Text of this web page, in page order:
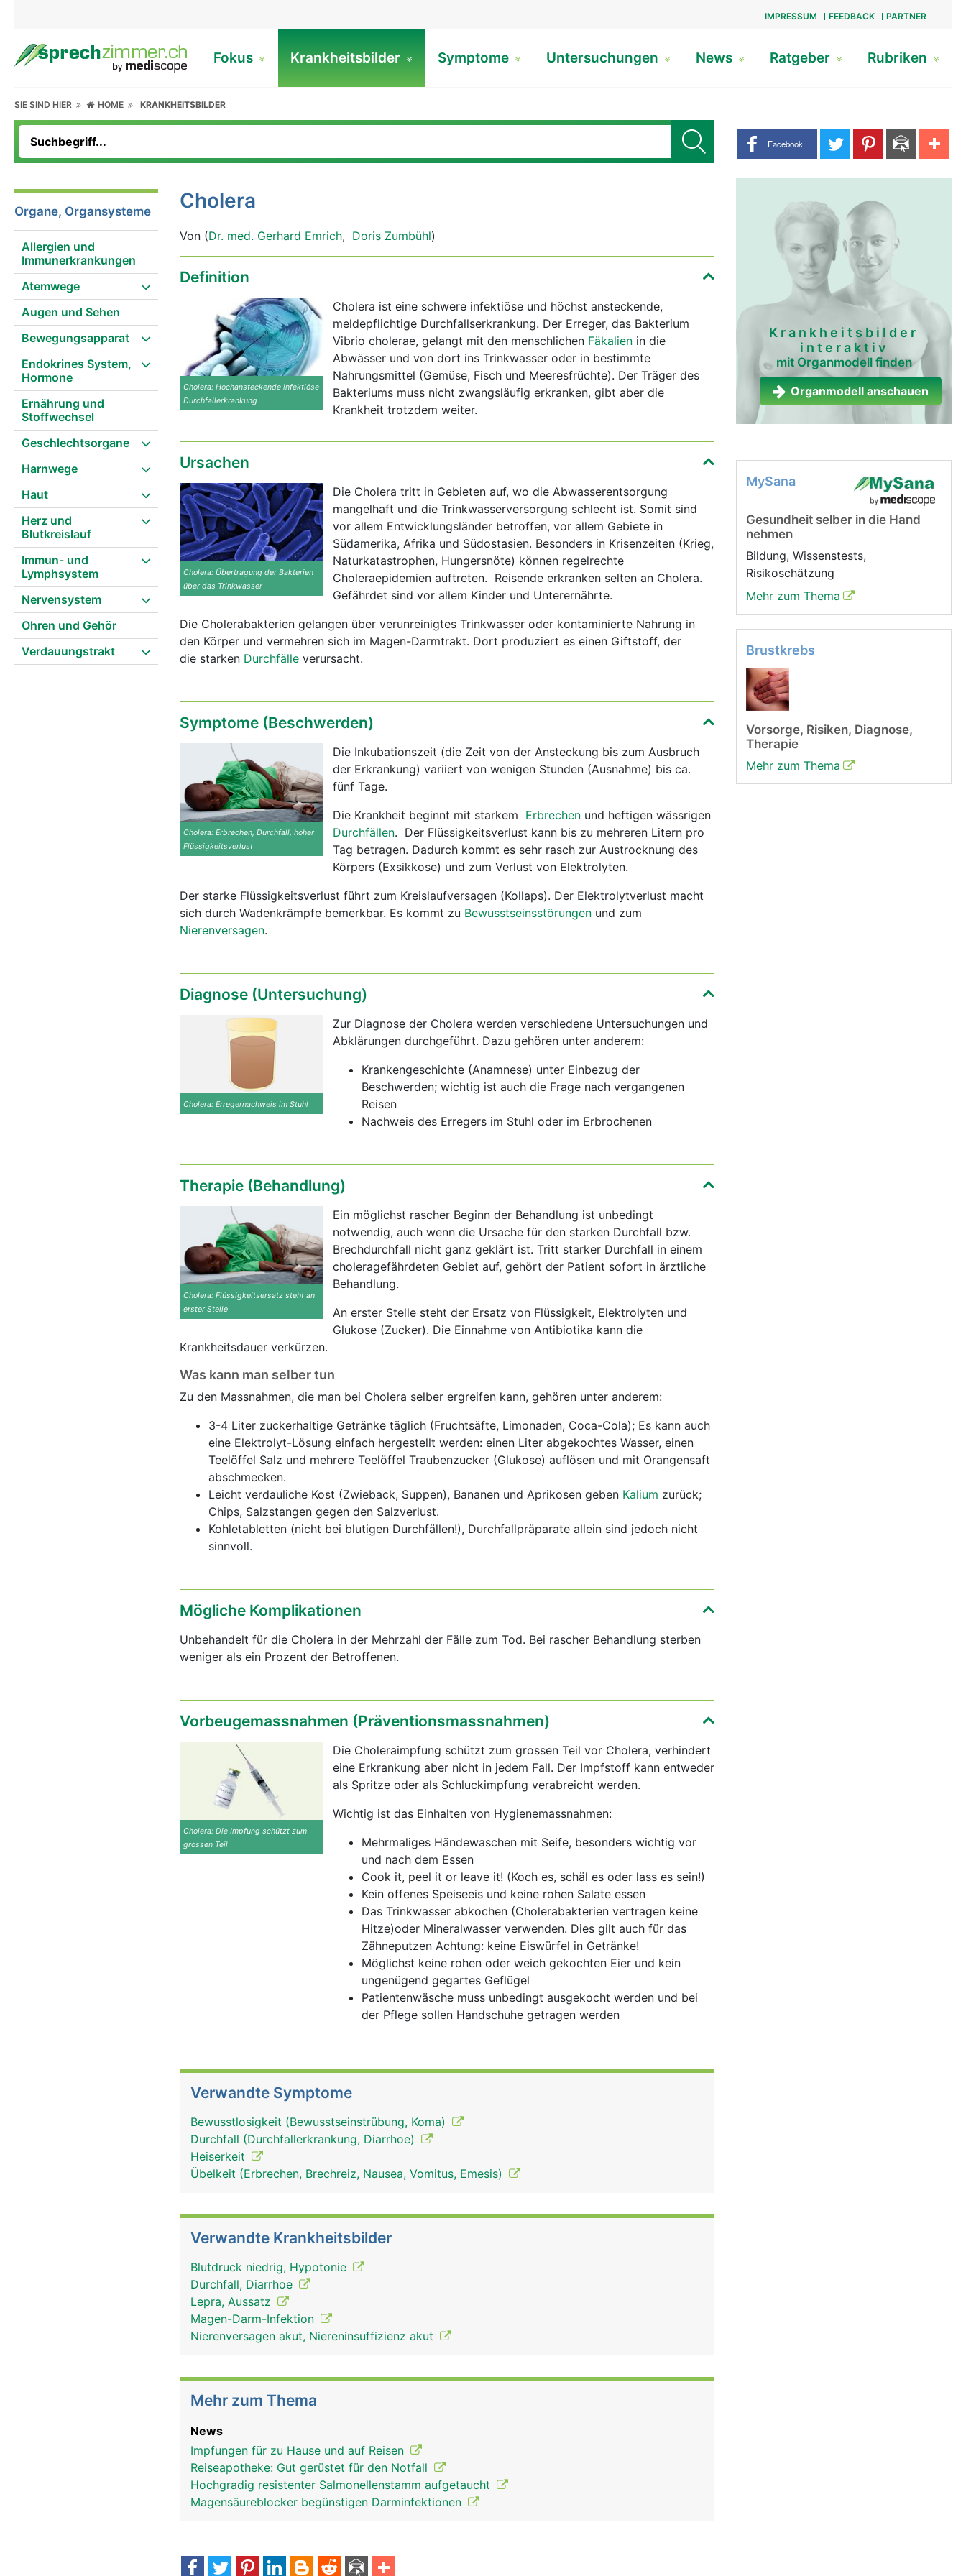
IMPRESSUM FEEDBACK PARTNER
Fokus Krankheitsbilder Symptome Untersuchungen News Ratgeber Rubriken
SIE SIND HIER HOME KRANKHEITSBILDER
Share buttons
Facebook
Organe, Organsysteme
Allergien und
Immunerkrankungen
Atemwege
Augen und Sehen
Bewegungsapparat
Endokrines System,
Hormone
Ernährung und
Stoffwechsel
Geschlechtsorgane
Harnwege
Haut
Herz und
Blutkreislauf
Immun- und
Lymphsystem
Nervensystem
Ohren und Gehör
Verdauungstrakt
Cholera
Von (Dr. med. Gerhard Emrich, Doris Zumbühl)
Definition
Cholera: Hochansteckende infektiöse
Durchfallerkrankung
Cholera ist eine schwere infektiöse und höchst ansteckende,
meldepflichtige Durchfallserkrankung. Der Erreger, das Bakterium
Vibrio cholerae, gelangt mit den menschlichen Fäkalien in die
Abwässer und von dort ins Trinkwasser oder in bestimmte
Nahrungsmittel (Gemüse, Fisch und Meeresfrüchte). Der Träger des
Bakteriums muss nicht zwangsläufig erkranken, gibt aber die
Krankheit trotzdem weiter.
Ursachen
Cholera: Übertragung der Bakterien
über das Trinkwasser
Die Cholera tritt in Gebieten auf, wo die Abwasserentsorgung
mangelhaft und die Trinkwasserversorgung schlecht ist. Somit sind
vor allem Entwicklungsländer betroffen, vor allem Gebiete in
Südamerika, Afrika und Südostasien. Besonders in Krisenzeiten (Krieg,
Naturkatastrophen, Hungersnöte) können regelrechte
Choleraepidemien auftreten. Reisende erkranken selten an Cholera.
Gefährdet sind vor allem Kinder und Unterernährte.
Die Cholerabakterien gelangen über verunreinigtes Trinkwasser oder kontaminierte Nahrung in
den Körper und vermehren sich im Magen-Darmtrakt. Dort produziert es einen Giftstoff, der
die starken Durchfälle verursacht.
Symptome (Beschwerden)
Cholera: Erbrechen, Durchfall, hoher
Flüssigkeitsverlust
Die Inkubationszeit (die Zeit von der Ansteckung bis zum Ausbruch
der Erkrankung) variiert von wenigen Stunden (Ausnahme) bis ca.
fünf Tage.
Die Krankheit beginnt mit starkem Erbrechen und heftigen wässrigen
Durchfällen. Der Flüssigkeitsverlust kann bis zu mehreren Litern pro
Tag betragen. Dadurch kommt es sehr rasch zur Austrocknung des
Körpers (Exsikkose) und zum Verlust von Elektrolyten.
Der starke Flüssigkeitsverlust führt zum Kreislaufversagen (Kollaps). Der Elektrolytverlust macht
sich durch Wadenkrämpfe bemerkbar. Es kommt zu Bewusstseinsstörungen und zum
Nierenversagen.
Diagnose (Untersuchung)
Cholera: Erregernachweis im Stuhl
Zur Diagnose der Cholera werden verschiedene Untersuchungen und
Abklärungen durchgeführt. Dazu gehören unter anderem:
Krankengeschichte (Anamnese) unter Einbezug der
Beschwerden; wichtig ist auch die Frage nach vergangenen
Reisen
Nachweis des Erregers im Stuhl oder im Erbrochenen
Therapie (Behandlung)
Cholera: Flüssigkeitsersatz steht an
erster Stelle
Ein möglichst rascher Beginn der Behandlung ist unbedingt
notwendig, auch wenn die Ursache für den starken Durchfall bzw.
Brechdurchfall nicht ganz geklärt ist. Tritt starker Durchfall in einem
choleragefährdeten Gebiet auf, gehört der Patient sofort in ärztliche
Behandlung.
An erster Stelle steht der Ersatz von Flüssigkeit, Elektrolyten und
Glukose (Zucker). Die Einnahme von Antibiotika kann die
Krankheitsdauer verkürzen.
Was kann man selber tun
Zu den Massnahmen, die man bei Cholera selber ergreifen kann, gehören unter anderem:
3-4 Liter zuckerhaltige Getränke täglich (Fruchtsäfte, Limonaden, Coca-Cola); Es kann auch
eine Elektrolyt-Lösung einfach hergestellt werden: einen Liter abgekochtes Wasser, einen
Teelöffel Salz und mehrere Teelöffel Traubenzucker (Glukose) auflösen und mit Orangensaft
abschmecken.
Leicht verdauliche Kost (Zwieback, Suppen), Bananen und Aprikosen geben Kalium zurück;
Chips, Salzstangen gegen den Salzverlust.
Kohletabletten (nicht bei blutigen Durchfällen!), Durchfallpräparate allein sind jedoch nicht
sinnvoll.
Mögliche Komplikationen
Unbehandelt für die Cholera in der Mehrzahl der Fälle zum Tod. Bei rascher Behandlung sterben
weniger als ein Prozent der Betroffenen.
Vorbeugemassnahmen (Präventionsmassnahmen)
Cholera: Die Impfung schützt zum
grossen Teil
Die Choleraimpfung schützt zum grossen Teil vor Cholera, verhindert
eine Erkrankung aber nicht in jedem Fall. Der Impfstoff kann entweder
als Spritze oder als Schluckimpfung verabreicht werden.
Wichtig ist das Einhalten von Hygienemassnahmen:
Mehrmaliges Händewaschen mit Seife, besonders wichtig vor
und nach dem Essen
Cook it, peel it or leave it! (Koch es, schäl es oder lass es sein!)
Kein offenes Speiseeis und keine rohen Salate essen
Das Trinkwasser abkochen (Cholerabakterien vertragen keine
Hitze)oder Mineralwasser verwenden. Dies gilt auch für das
Zähneputzen Achtung: keine Eiswürfel in Getränke!
Möglichst keine rohen oder weich gekochten Eier und kein
ungenügend gegartes Geflügel
Patientenwäsche muss unbedingt ausgekocht werden und bei
der Pflege sollen Handschuhe getragen werden
Verwandte Symptome
Bewusstlosigkeit (Bewusstseinstrübung, Koma)
Durchfall (Durchfallerkrankung, Diarrhoe)
Heiserkeit
Übelkeit (Erbrechen, Brechreiz, Nausea, Vomitus, Emesis)
Verwandte Krankheitsbilder
Blutdruck niedrig, Hypotonie
Durchfall, Diarrhoe
Lepra, Aussatz
Magen-Darm-Infektion
Nierenversagen akut, Niereninsuffizienz akut
Mehr zum Thema
News
Impfungen für zu Hause und auf Reisen
Reiseapotheke: Gut gerüstet für den Notfall
Hochgradig resistenter Salmonellenstamm aufgetaucht
Magensäureblocker begünstigen Darminfektionen
Krankheitsbilder
interaktiv
mit Organmodell finden
Organmodell anschauen
MySana
Gesundheit selber in die Hand
nehmen
Bildung, Wissenstests,
Risikoschätzung
Mehr zum Thema
Brustkrebs
Vorsorge, Risiken, Diagnose,
Therapie
Mehr zum Thema